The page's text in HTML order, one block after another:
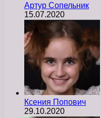
Артур Сопельник
15.07.2020
Ксения Попович
29.10.2020